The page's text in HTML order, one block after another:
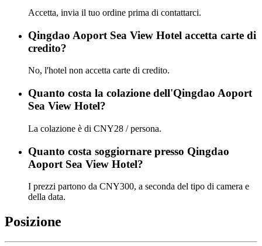
Accetta, invia il tuo ordine prima di contattarci.
Qingdao Aoport Sea View Hotel accetta carte di
credito?
No, l'hotel non accetta carte di credito.
Quanto costa la colazione dell'Qingdao Aoport
Sea View Hotel?
La colazione è di CNY28 / persona.
Quanto costa soggiornare presso Qingdao
Aoport Sea View Hotel?
I prezzi partono da CNY300, a seconda del tipo di camera e
della data.
Posizione